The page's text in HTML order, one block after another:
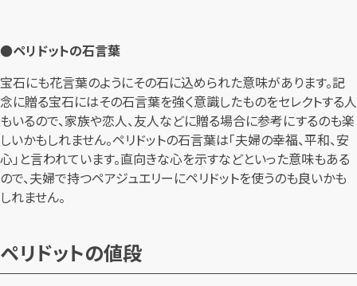
●ペリドットの石言葉
宝石にも花言葉のようにその石に込められた意味があります。記
念に贈る宝石にはその石言葉を強く意識したものをセレクトする人
もいるので、家族や恋人、友人などに贈る場合に参考にするのも楽
しいかもしれません。ペリドットの石言葉は「夫婦の幸福、平和、安
心」と言われています。直向きな心を示すなどといった意味もある
ので、夫婦で持つペアジュエリーにペリドットを使うのも良いかも
しれません。
ペリドットの値段